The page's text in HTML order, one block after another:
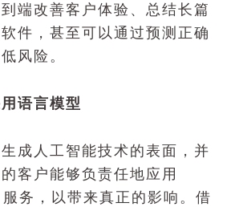
端改善客户体验、总结长篇
件，甚至可以通过预测正确
风险。
语言模型
成人工智能技术的表面，并
客户能够负责任地应用
务，以带来真正的影响。借